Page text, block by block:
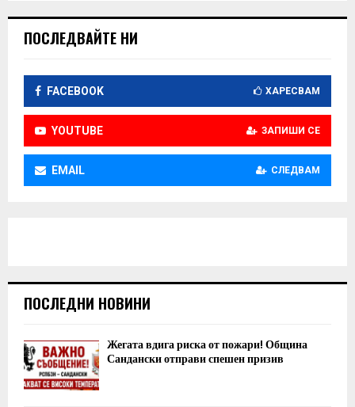
ПОСЛЕДВАЙТЕ НИ
FACEBOOK ХАРЕСВАМ
YOUTUBE ЗАПИШИ СЕ
EMAIL СЛЕДВАМ
ПОСЛЕДНИ НОВИНИ
Жегата вдига риска от пожари! Община
Сандански отправи спешен призив